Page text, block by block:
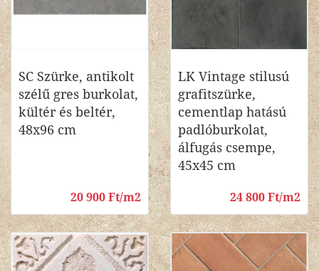
SC Szürke, antikolt
szélű gres burkolat,
kültér és beltér,
48x96 cm
20 900 Ft/m2
LK Vintage stilusú
grafitszürke,
cementlap hatású
padlóburkolat,
álfugás csempe,
45x45 cm
24 800 Ft/m2